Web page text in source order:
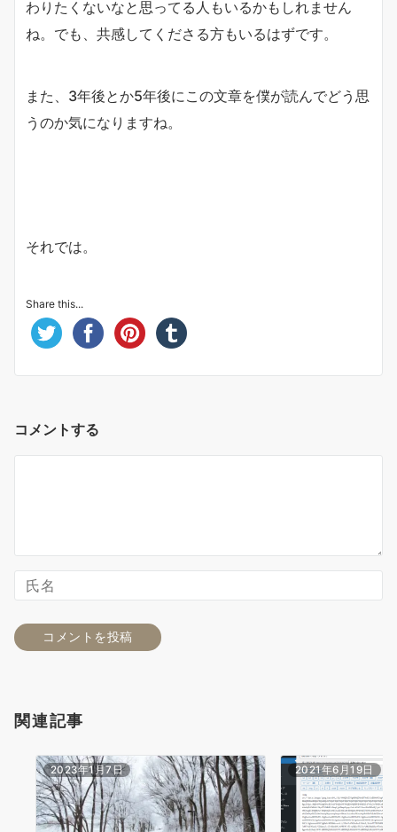
わりたくないなと思ってる人もいるかもしれません
ね。でも、共感してくださる方もいるはずです。
また、3年後とか5年後にこの文章を僕が読んでどう思
うのか気になりますね。
それでは。
Share this...
コメントする
関連記事
2023年1月7日 2021年6月19日